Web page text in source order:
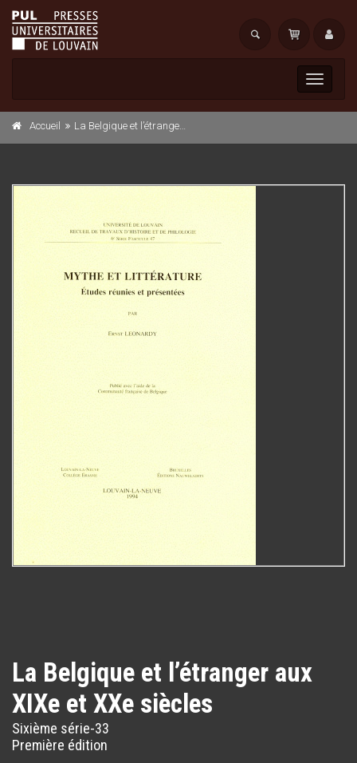
Toggle
Accueil La Belgique et l’étranger aux XIXe et XXe siècles
La Belgique et l’étranger aux
XIXe et XXe siècles
Sixième série-33
Première édition